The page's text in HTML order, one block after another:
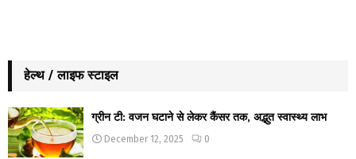
हेल्थ / लाइफ स्टाइल
ग्रीन टी: वजन घटाने से लेकर कैंसर तक, अद्भुत स्वास्थ्य लाभ
December 12, 2025 0